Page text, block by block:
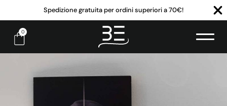
Spedizione gratuita per ordini superiori a 70€!
0